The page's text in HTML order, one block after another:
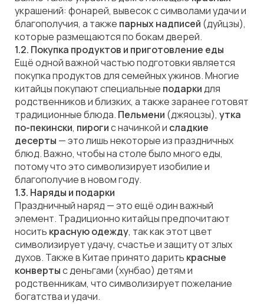
украшений: фонарей, вывесок с символами удачи и
благополучия, а также парных надписей (дуйцзы),
которые размещаются по бокам дверей.
1.2. Покупка продуктов и приготовление еды
Ещё одной важной частью подготовки является
покупка продуктов для семейных ужинов. Многие
китайцы покупают специальные подаркидля
родственников и близких, а также заранее готовят
традиционные блюда. Пельмени (джяоцзы), утка
по-пекински, пирогис начинкой и сладкие
десерты — это лишь некоторые из праздничных
блюд. Важно, чтобы на столе было много еды,
потому что это символизирует изобилие и
благополучие в новом году.
1.3. Наряды и подарки
Праздничный наряд — это ещё один важный
элемент. Традиционно китайцы предпочитают
носить красную одежду, так как этот цвет
символизирует удачу, счастье и защиту от злых
духов. Также в Китае принято дарить красные
конвертыс деньгами (хунбао) детям и
родственникам, что символизирует пожелание
богатства и удачи.